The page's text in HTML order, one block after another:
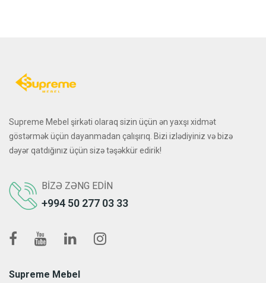
Supreme Mebel şirkəti olaraq sizin üçün ən yaxşı xidmət
göstərmək üçün dayanmadan çalışırıq. Bizi izlədiyiniz və bizə
dəyər qatdığınız üçün sizə təşəkkür edirik!
BIZƏ ZƏNG EDIN
+994 50 277 03 33
Supreme Mebel